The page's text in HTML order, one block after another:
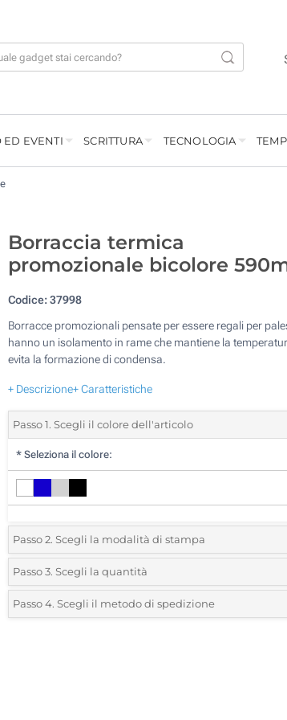
ED EVENTI SCRITTURA TECNOLOGIA
Borraccia termica
promozionale bicolore
Codice: 37998
Borracce promozionali pensate per essere regali per
hanno un isolamento in rame che mantiene la
evita la formazione di condensa.
+ Descrizione+ Caratteristiche
Passo 1. Scegli il colore dell'articolo
* Seleziona il colore:
Passo 2. Scegli la modalità di stampa
*Seleziona la posizione di stampa e il colore del vostro
1 Colore (Su un lato)
Passo 3. Scegli la quantità
*Quantità desiderata:
Passo 4. Scegli il metodo di spedizione